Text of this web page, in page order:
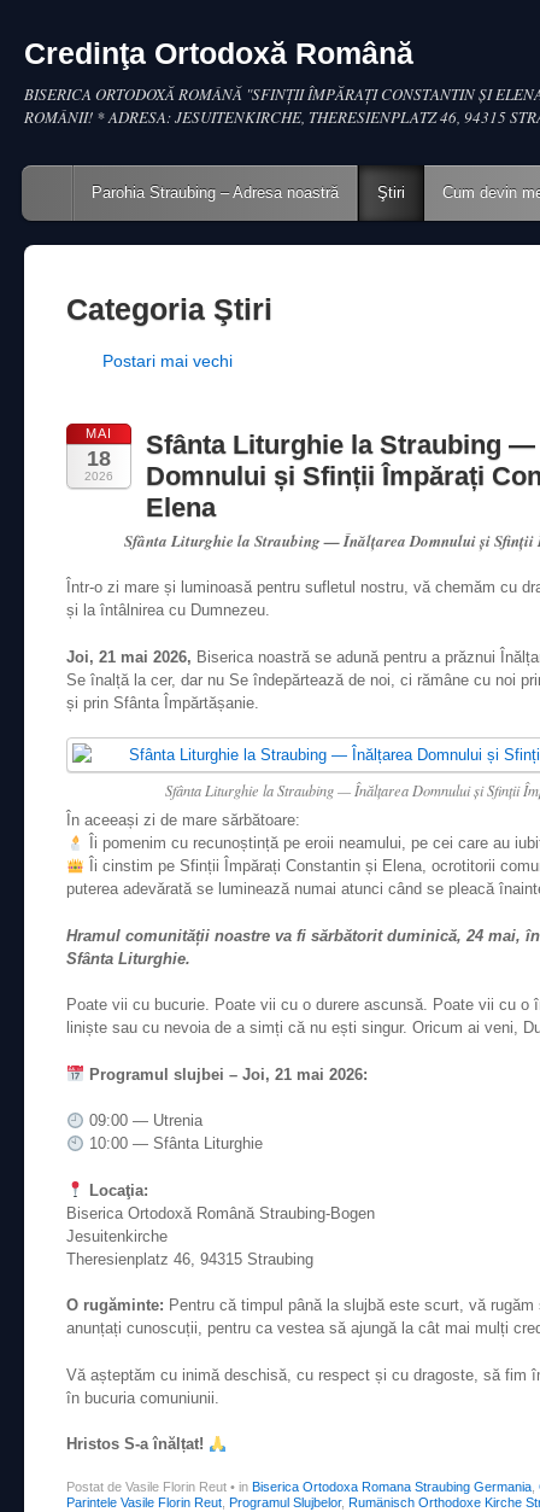
Credinţa Ortodoxă Română
BISERICA ORTODOXĂ ROMÂNĂ "SFINŢII ÎMPĂRAŢI CONSTANTIN ŞI
ROMÂNII! * ADRESA: JESUITENKIRCHE, THERESIENPLATZ 46, 94315
Main menu
Skip to content
Parohia Straubing – Adresa noastră Ştiri Cum devin
Categoria Ştiri
Post navigation
Postari mai vechi
MAI
18
2026
Sfânta Liturghie la Straubing —
Domnului și Sfinții Împărați
Elena
Sfânta Liturghie la Straubing — Înălțarea Domnului și Sfinții
Într-o zi mare și luminoasă pentru sufletul nostru, vă chemăm cu
și la întâlnirea cu Dumnezeu.
Joi, 21 mai 2026, Biserica noastră se adună pentru a prăznui
Se înalță la cer, dar nu Se îndepărtează de noi, ci rămâne cu noi
și prin Sfânta Împărtășanie.
Sfânta Liturghie la Straubing — Înălțarea Domnului și Sfinții
În aceeași zi de mare sărbătoare:
Îi pomenim cu recunoștință pe eroii neamului, pe cei care au
Îi cinstim pe Sfinții Împărați Constantin și Elena, ocrotitorii
puterea adevărată se luminează numai atunci când se pleacă
Hramul comunității noastre va fi sărbătorit duminică, 24 mai,
Sfânta Liturghie.
Poate vii cu bucurie. Poate vii cu o durere ascunsă. Poate vii cu o
liniște sau cu nevoia de a simți că nu ești singur. Oricum ai veni,
Programul slujbei – Joi, 21 mai 2026:
09:00 — Utrenia
10:00 — Sfânta Liturghie
Locaţia:
Biserica Ortodoxă Română Straubing-Bogen
Jesuitenkirche
Theresienplatz 46, 94315 Straubing
O rugăminte: Pentru că timpul până la slujbă este scurt, vă
anunțați cunoscuții, pentru ca vestea să ajungă la cât mai mulți
Vă așteptăm cu inimă deschisă, cu respect și cu dragoste, să fim
în bucuria comuniunii.
Hristos S-a înălțat!
Postat de Vasile Florin Reut • in Biserica Ortodoxa Romana Straubing Germania
Parintele Vasile Florin Reut Programul Slujbelor, Rumänisch Orthodoxe Kirche